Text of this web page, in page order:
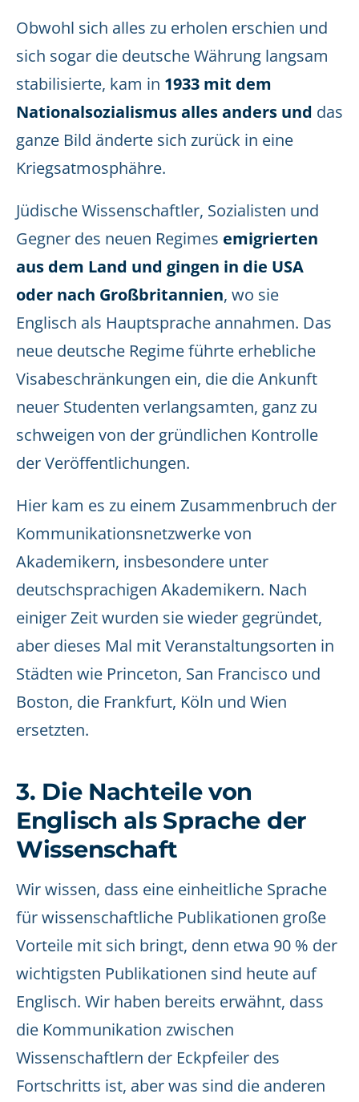
Obwohl sich alles zu erholen erschien und
sich sogar die deutsche Währung langsam
stabilisierte, kam in 1933 mit dem
Nationalsozialismus alles anders und das
ganze Bild änderte sich zurück in eine
Kriegsatmosphähre.
Jüdische Wissenschaftler, Sozialisten und
Gegner des neuen Regimes emigrierten
aus dem Land und gingen in die USA
oder nach Großbritannien, wo sie
Englisch als Hauptsprache annahmen. Das
neue deutsche Regime führte erhebliche
Visabeschränkungen ein, die die Ankunft
neuer Studenten verlangsamten, ganz zu
schweigen von der gründlichen Kontrolle
der Veröffentlichungen.
Hier kam es zu einem Zusammenbruch der
Kommunikationsnetzwerke von
Akademikern, insbesondere unter
deutschsprachigen Akademikern. Nach
einiger Zeit wurden sie wieder gegründet,
aber dieses Mal mit Veranstaltungsorten in
Städten wie Princeton, San Francisco und
Boston, die Frankfurt, Köln und Wien
ersetzten.
3. Die Nachteile von
Englisch als Sprache der
Wissenschaft
Wir wissen, dass eine einheitliche Sprache
für wissenschaftliche Publikationen große
Vorteile mit sich bringt, denn etwa 90 % der
wichtigsten Publikationen sind heute auf
Englisch. Wir haben bereits erwähnt, dass
die Kommunikation zwischen
Wissenschaftlern der Eckpfeiler des
Fortschritts ist, aber was sind die anderen